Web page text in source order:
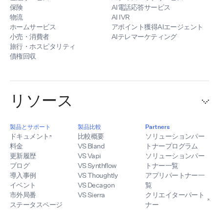
保険
物流
ホームサービス
小売・消費者
旅行・ホスピタリティ
債権回収
AI電話応答サービス
AI IVR
アポイント獲得AIエージェント
AIテレマーケティング
リソース
製品とサポート
ドキュメント
料金
更新履歴
ブログ
導入事例
イベント
市外局番
ステータスページ
製品比較
比較概要
VS Bland
VS Vapi
VS Synthflow
VS Thoughtly
VS Decagon
VS Sierra
Partners
ソリューションパー
トナープログラム
ソリューションパー
トナー一覧
アプリパートナー一
覧
クリエイターパート
ナー